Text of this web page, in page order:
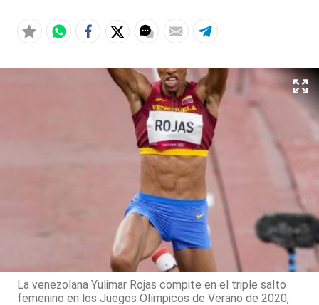
La venezolana Yulimar Rojas compite en el triple salto
femenino en los Juegos Olímpicos de Verano de 2020,